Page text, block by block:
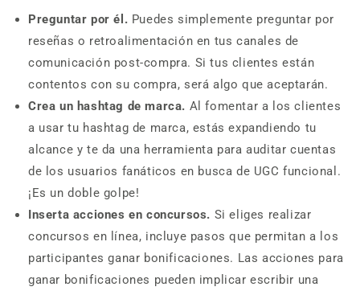
Preguntar por él. Puedes simplemente preguntar por
reseñas o retroalimentación en tus canales de
comunicación post-compra. Si tus clientes están
contentos con su compra, será algo que aceptarán.
Crea un hashtag de marca. Al fomentar a los clientes
a usar tu hashtag de marca, estás expandiendo tu
alcance y te da una herramienta para auditar cuentas
de los usuarios fanáticos en busca de UGC funcional.
¡Es un doble golpe!
Inserta acciones en concursos. Si eliges realizar
concursos en línea, incluye pasos que permitan a los
participantes ganar bonificaciones. Las acciones para
ganar bonificaciones pueden implicar escribir una